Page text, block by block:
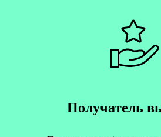
Получатель